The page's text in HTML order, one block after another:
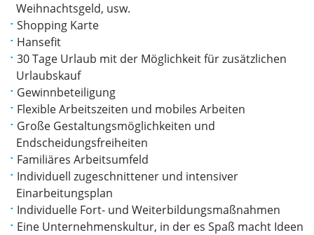
Weihnachtsgeld, usw.
Shopping Karte
Hansefit
30 Tage Urlaub mit der Möglichkeit für zusätzlichen
Urlaubskauf
Gewinnbeteiligung
Flexible Arbeitszeiten und mobiles Arbeiten
Große Gestaltungsmöglichkeiten und
Endscheidungsfreiheiten
Familiäres Arbeitsumfeld
Individuell zugeschnittener und intensiver
Einarbeitungsplan
Individuelle Fort- und Weiterbildungsmaßnahmen
Eine Unternehmenskultur, in der es Spaß macht Ideen